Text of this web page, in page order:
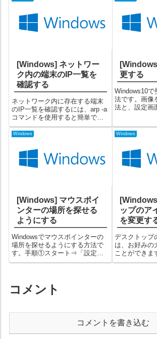
ボード...
パネルの開き
覧ください
[Windows] ネットワー
ク内の端末のIP一覧を
確認する
ネットワーク内に存在する端末
のIP一覧を確認するには、arp -a
コマンドを使用すると簡単で
す。手順①コマンドプロンプト
を開き、「arp -a」コマンドを実
¥>arp -a「Windowsスタート」
→「Windo...
更する
Windows10で
法です。画像
法と、設定画
択済みの場合
を右クリック
の背景として
Windows
[Windows] マウスポイ
ンターの場所を探せる
ようにする
Windowsでマウスポインターの
場所を探せるようにする方法で
す。手順①スタート⇒「設定」
を選択する歯車マークのアイコ
ーで「マウス」を選択し、右側
で「その他のマウスオプショ
Windows
ップのア
を変更す
デスクトップ
は、お好みの
ことができま
ては２通りの
コメント
コメントを書き込む